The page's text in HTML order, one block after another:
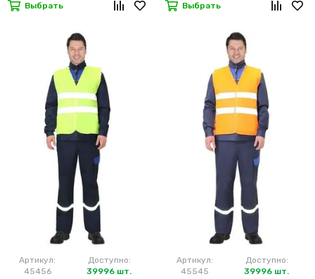
Выбрать
Выбрать
Артикул:
45456
Доступно:
39996 шт.
Артикул:
45545
Доступно:
39996 шт.